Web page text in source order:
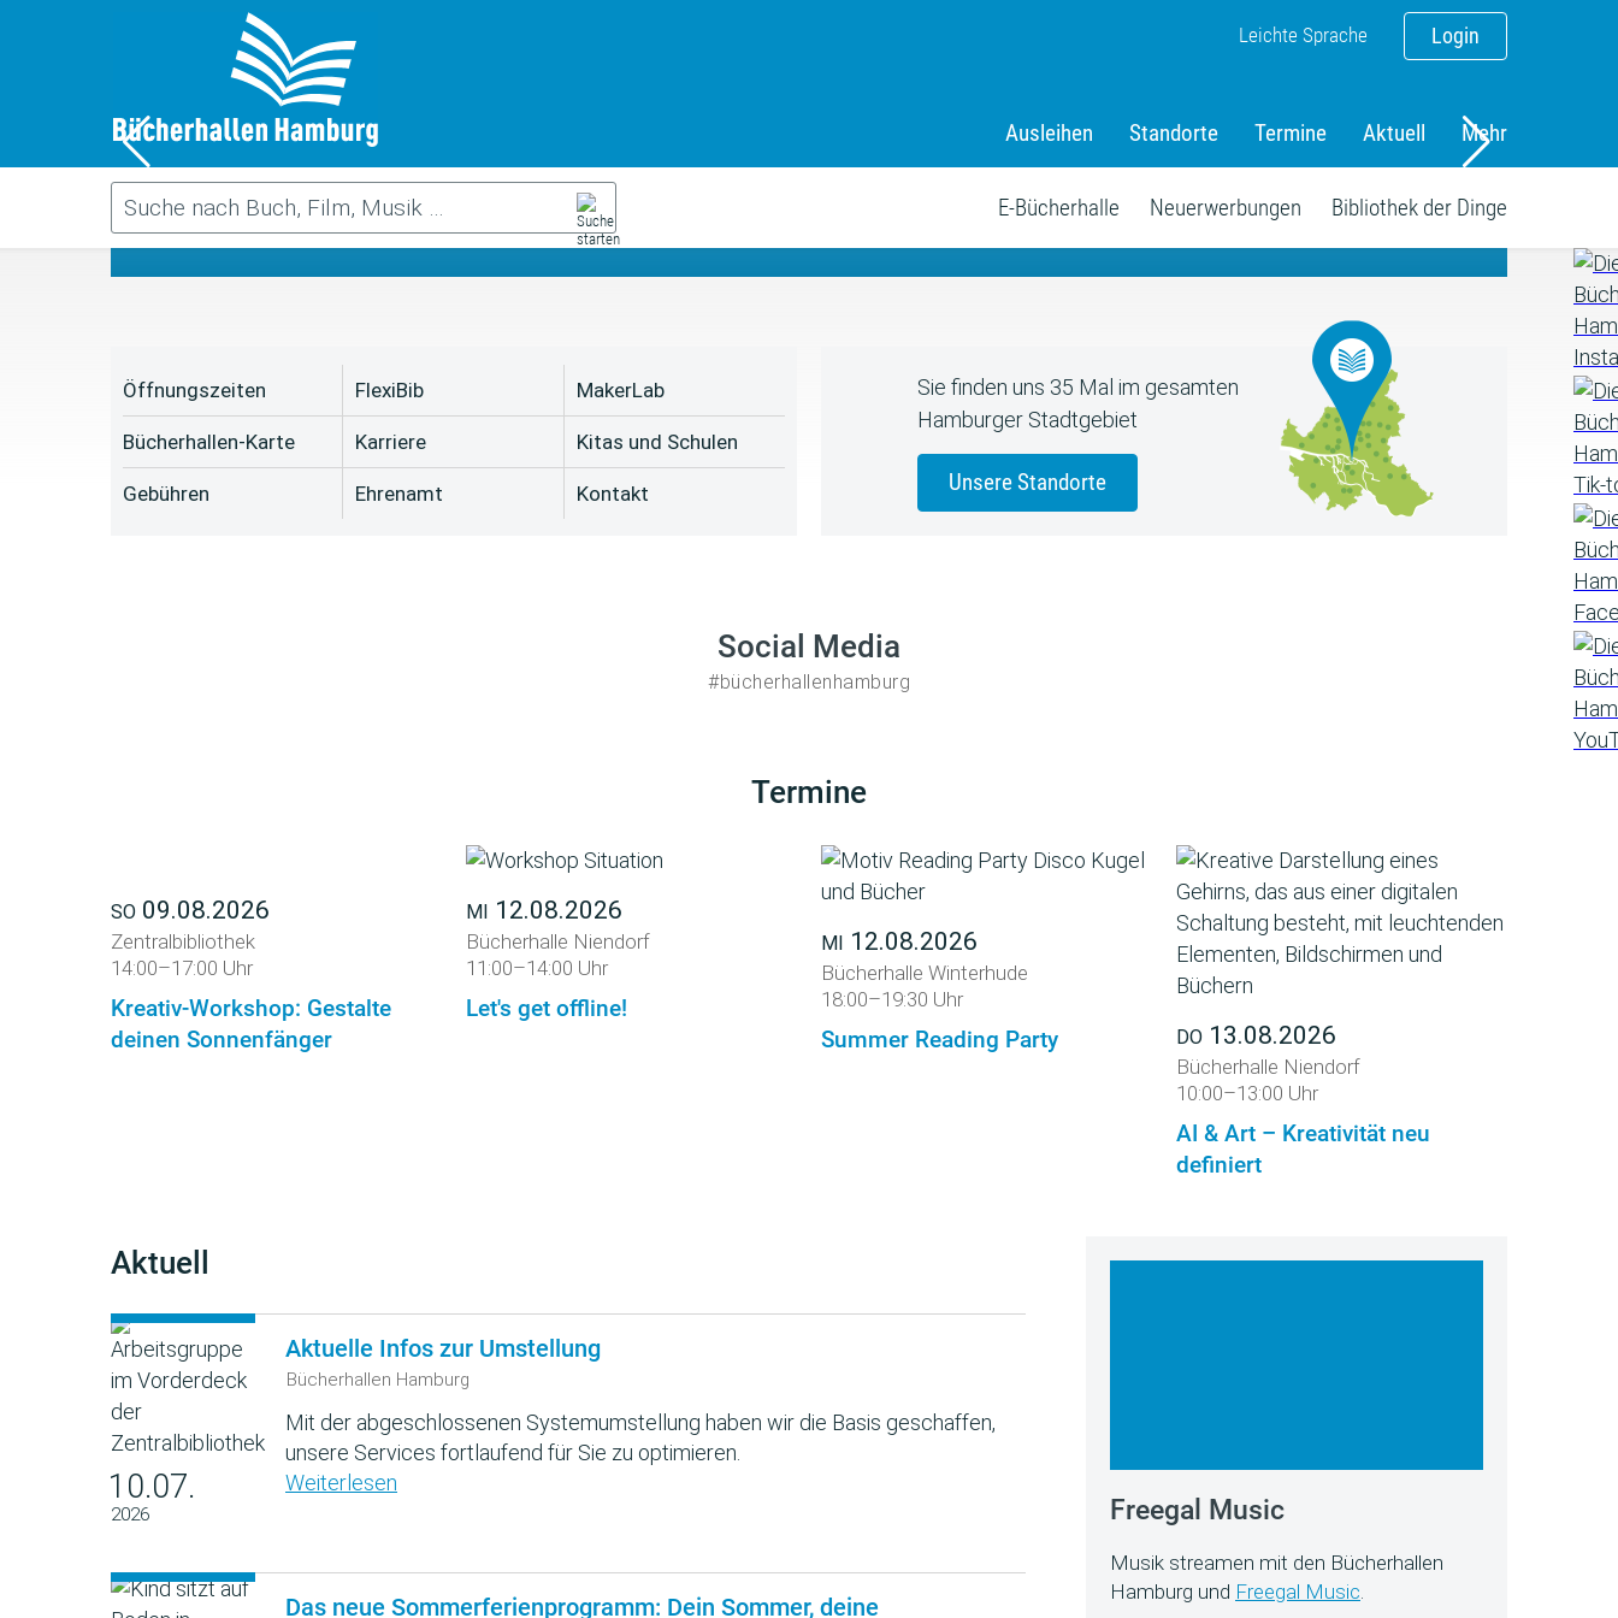
Login
Leichte Sprache
Ausleihen Standorte Termine Aktuell Mehr
E-Bücherhalle Neuerwerbungen Bibliothek der Dinge
Das neue Sommerferienprogramm
Öffnungszeiten
Bücherhallen-Karte
Gebühren
FlexiBib
Karriere
Ehrenamt
MakerLab
Kitas und Schulen
Kontakt
Sie finden uns 35 Mal im gesamten
Hamburger Stadtgebiet
Unsere Standorte
Social Media
#bücherhallenhamburg
Termine
SO 09.08.2026
Zentralbibliothek
14:00–17:00 Uhr
Kreativ-Workshop: Gestalte
deinen Sonnenfänger
MI 12.08.2026
Bücherhalle Niendorf
11:00–14:00 Uhr
Let's get offline!
MI 12.08.2026
Bücherhalle Winterhude
18:00–19:30 Uhr
Summer Reading Party DO 13.08.2026
Bücherhalle Niendorf
10:00–13:00 Uhr
AI & Art – Kreativität neu
definiert
Aktuell
10.07.
2026
Aktuelle Infos zur Umstellung
Bücherhallen Hamburg
Mit der abgeschlossenen Systemumstellung haben wir die Basis geschaffen,
unsere Services fortlaufend für Sie zu optimieren.
Weiterlesen
Das neue Sommerferienprogramm: Dein Sommer, deine
Freegal Music
Musik streamen mit den Bücherhallen
Hamburg und Freegal Music.